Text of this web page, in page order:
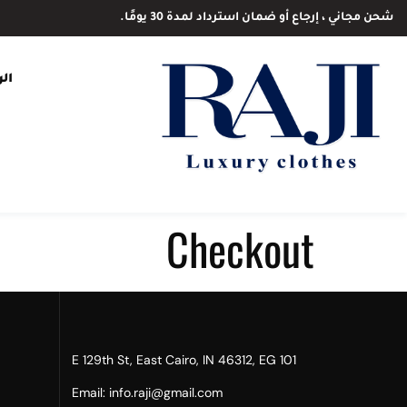
شحن مجاني ، إرجاع أو ضمان استرداد لمدة 30 يومًا.
Checkout
101 E 129th St, East Cairo, IN 46312, EG​
Email: info.raji@gmail.com